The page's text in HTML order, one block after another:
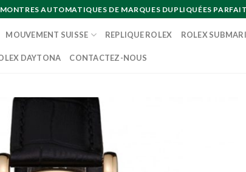
AUTOMATIQUES DE MARQUES DUPLIQUÉES
MOUVEMENT SUISSE REPLIQUE ROLEX ROLEX
DAYTONA CONTACTEZ-NOUS